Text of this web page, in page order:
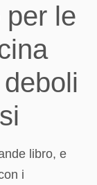
per le
libro, e
i